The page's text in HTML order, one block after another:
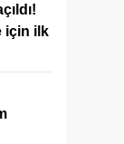
için ilk